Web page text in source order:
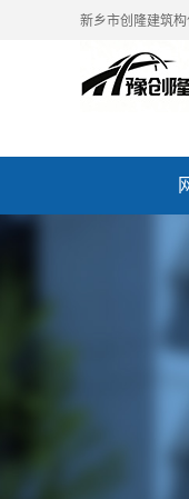
新乡市创隆建筑